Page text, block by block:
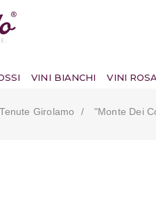
VINI BIANCHI VINI
Tenute Girolamo "monte Dei